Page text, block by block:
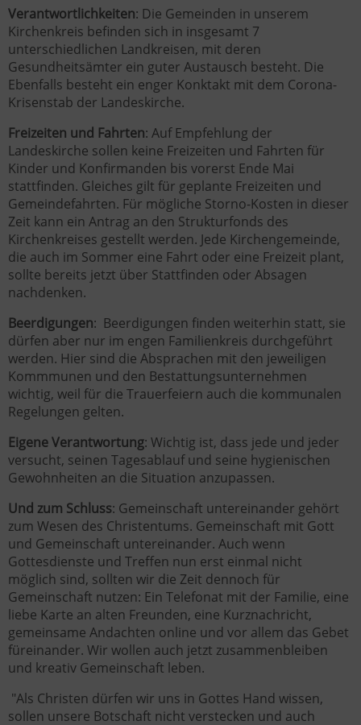
Verantwortlichkeiten: Die Gemeinden in unserem
Kirchenkreis befinden sich in insgesamt 7
unterschiedlichen Landkreisen, mit deren
Gesundheitsämter ein guter Austausch besteht. Die
Ebenfalls besteht ein enger Konktakt mit dem Corona-
Krisenstab der Landeskirche.
Freizeiten und Fahrten: Auf Empfehlung der
Landeskirche sollen keine Freizeiten und Fahrten für
Kinder und Konfirmanden bis vorerst Ende Mai
stattfinden. Gleiches gilt für geplante Freizeiten und
Gemeindefahrten. Für mögliche Storno-Kosten in dieser
Zeit kann ein Antrag an den Strukturfonds des
Kirchenkreises gestellt werden. Jede Kirchengemeinde,
die auch im Sommer eine Fahrt oder eine Freizeit plant,
sollte bereits jetzt über Stattfinden oder Absagen
nachdenken.
Beerdigungen: Beerdigungen finden weiterhin statt, sie
dürfen aber nur im engen Familienkreis durchgeführt
werden. Hier sind die Absprachen mit den jeweiligen
Kommmunen und den Bestattungsunternehmen
wichtig, weil für die Trauerfeiern auch die kommunalen
Regelungen gelten.
Eigene Verantwortung: Wichtig ist, dass jede und jeder
versucht, seinen Tagesablauf und seine hygienischen
Gewohnheiten an die Situation anzupassen.
Und zum Schluss: Gemeinschaft untereinander gehört
zum Wesen des Christentums. Gemeinschaft mit Gott
und Gemeinschaft untereinander. Auch wenn
Gottesdienste und Treffen nun erst einmal nicht
möglich sind, sollten wir die Zeit dennoch für
Gemeinschaft nutzen: Ein Telefonat mit der Familie, eine
liebe Karte an alten Freunden, eine Kurznachricht,
gemeinsame Andachten online und vor allem das Gebet
füreinander. Wir wollen auch jetzt zusammenbleiben
und kreativ Gemeinschaft leben.
"Als Christen dürfen wir uns in Gottes Hand wissen,
sollen unsere Botschaft nicht verstecken und auch